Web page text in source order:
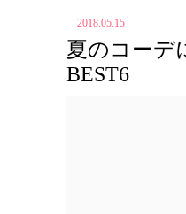
2018.05.15
夏のコーデ
BEST6